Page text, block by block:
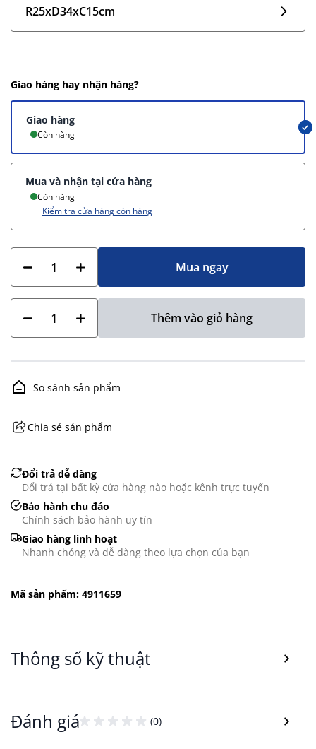
R25xD34xC15cm
Giao hàng hay nhận hàng?
Giao hàng
Còn hàng
Mua và nhận tại cửa hàng
Còn hàng
Kiểm tra cửa hàng còn hàng
Mua ngay
Thêm vào giỏ hàng
So sánh sản phẩm
GHS07 - Advarsel
Chia sẻ sản phẩm
Đổi trả dễ dàng
Đổi trả tại bất kỳ cửa hàng nào hoặc kênh trực tuyến
Bảo hành chu đáo
Chính sách bảo hành uy tín
Giao hàng linh hoạt
Nhanh chóng và dễ dàng theo lựa chọn của bạn
Mã sản phẩm: 4911659
Thông số kỹ thuật
Đánh giá (0)